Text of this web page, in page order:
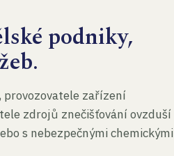
podniky,
provozovatele zařízení
zdrojů znečišťování ovzduší
s nebezpečnými chemickými